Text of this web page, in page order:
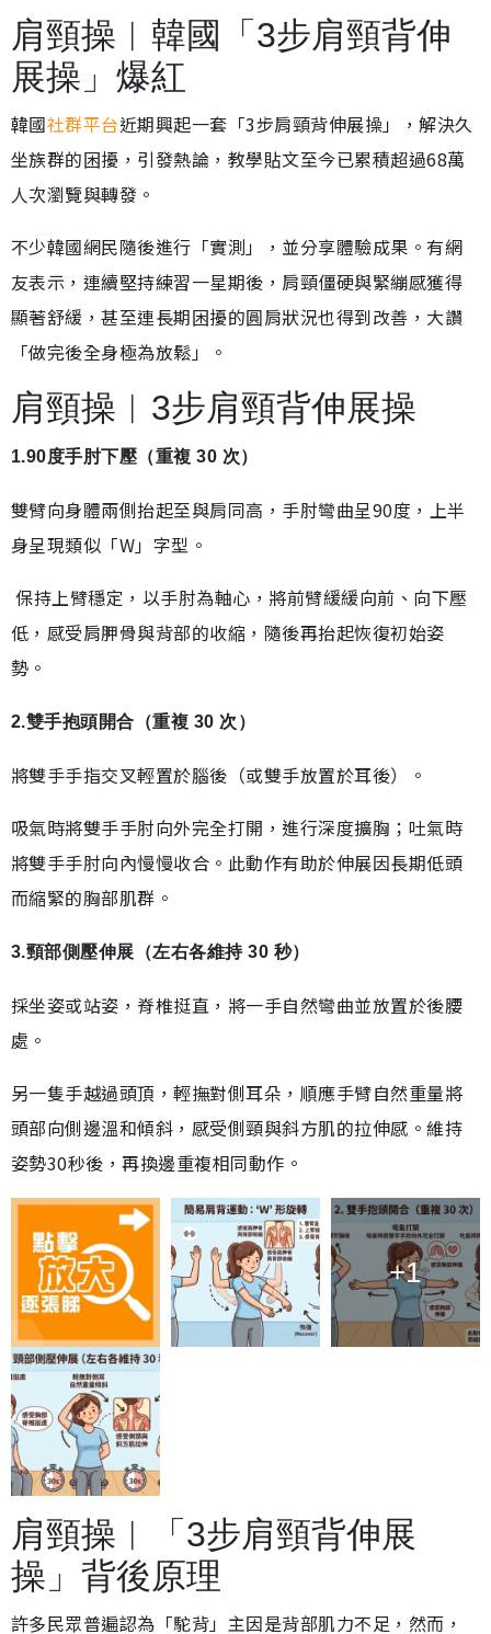
肩頸操︱韓國「3步肩頸背伸
展操」爆紅
韓國社群平台近期興起一套「3步肩頸背伸展操」，解決久
坐族群的困擾，引發熱論，教學貼文至今已累積超過68萬
人次瀏覽與轉發。
不少韓國網民隨後進行「實測」，並分享體驗成果。有網
友表示，連續堅持練習一星期後，肩頸僵硬與緊繃感獲得
顯著舒緩，甚至連長期困擾的圓肩狀況也得到改善，大讚
「做完後全身極為放鬆」。
肩頸操︱3步肩頸背伸展操
1.90度手肘下壓（重複 30 次）
雙臂向身體兩側抬起至與肩同高，手肘彎曲呈90度，上半
身呈現類似「W」字型。
保持上臂穩定，以手肘為軸心，將前臂緩緩向前、向下壓
低，感受肩胛骨與背部的收縮，隨後再抬起恢復初始姿
勢。
2.雙手抱頭開合（重複 30 次）
將雙手手指交叉輕置於腦後（或雙手放置於耳後）。
吸氣時將雙手手肘向外完全打開，進行深度擴胸；吐氣時
將雙手手肘向內慢慢收合。此動作有助於伸展因長期低頭
而縮緊的胸部肌群。
3.頸部側壓伸展（左右各維持 30 秒）
採坐姿或站姿，脊椎挺直，將一手自然彎曲並放置於後腰
處。
另一隻手越過頭頂，輕撫對側耳朵，順應手臂自然重量將
頭部向側邊溫和傾斜，感受側頸與斜方肌的拉伸感。維持
姿勢30秒後，再換邊重複相同動作。
+1
肩頸操︱「3步肩頸背伸展
操」背後原理
許多民眾普遍認為「駝背」主因是背部肌力不足，然而，